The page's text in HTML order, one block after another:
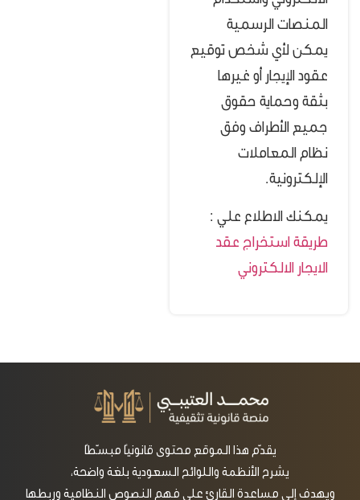
المنصات الرسمية
يمكن لأي شخص توقيع
عقود الإيجار أو غيرها
بثقة وحماية حقوق
جميع الأطراف وفق
نظام المعاملات
الإلكترونية.
يمكنك الاطلاع علي :
طريقة استخراج عقد
الايجار الالكتروني
يقدّم هذا الموقع محتوى قانونيًا مبسّطًا
يشرح الأنظمة واللوائح السعودية بلغة واضحة،
ويهدف إلى مساعدة القارئ على فهم النصوص النظامية وربطها